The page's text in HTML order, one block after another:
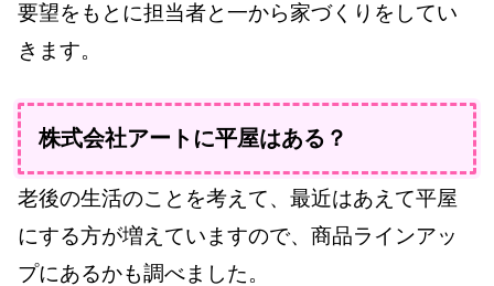
要望をもとに担当者と一から家づくりをしてい
きます。
株式会社アートに平屋はある？
老後の生活のことを考えて、最近はあえて平屋
にする方が増えていますので、商品ラインアッ
プにあるかも調べました。